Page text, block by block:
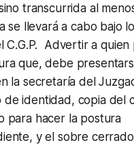
transcurrida al
se llevará a cabo bajo
C.G.P. Advertir a
que, debe
la secretaría del
de identidad, copia del
para hacer la postura
y el sobre